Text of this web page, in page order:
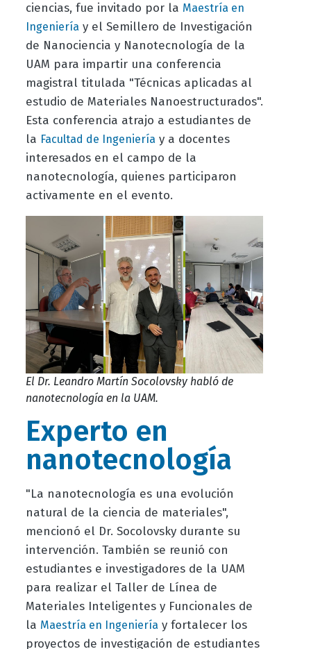
ciencias, fue invitado por la Maestría en
Ingenieríay el Semillero de Investigación
de Nanociencia y Nanotecnología de la
UAM para impartir una conferencia
magistral titulada "Técnicas aplicadas al
estudio de Materiales Nanoestructurados".
Esta conferencia atrajo a estudiantes de
la Facultad de Ingenieríay a docentes
interesados en el campo de la
nanotecnología, quienes participaron
activamente en el evento.
El Dr. Leandro Martín Socolovsky habló de
nanotecnología en la UAM.
Experto en
nanotecnología
"La nanotecnología es una evolución
natural de la ciencia de materiales",
mencionó el Dr. Socolovsky durante su
intervención. También se reunió con
estudiantes e investigadores de la UAM
para realizar el Taller de Línea de
Materiales Inteligentes y Funcionales de
la Maestría en Ingenieríay fortalecer los
proyectos de investigación de estudiantes